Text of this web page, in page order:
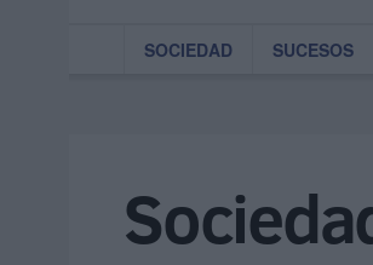
SOCIEDAD SUCESOS